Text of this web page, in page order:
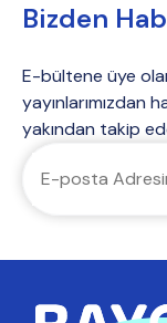
Bizden
E-bültene üye
yayınlarımızdan
yakından takip